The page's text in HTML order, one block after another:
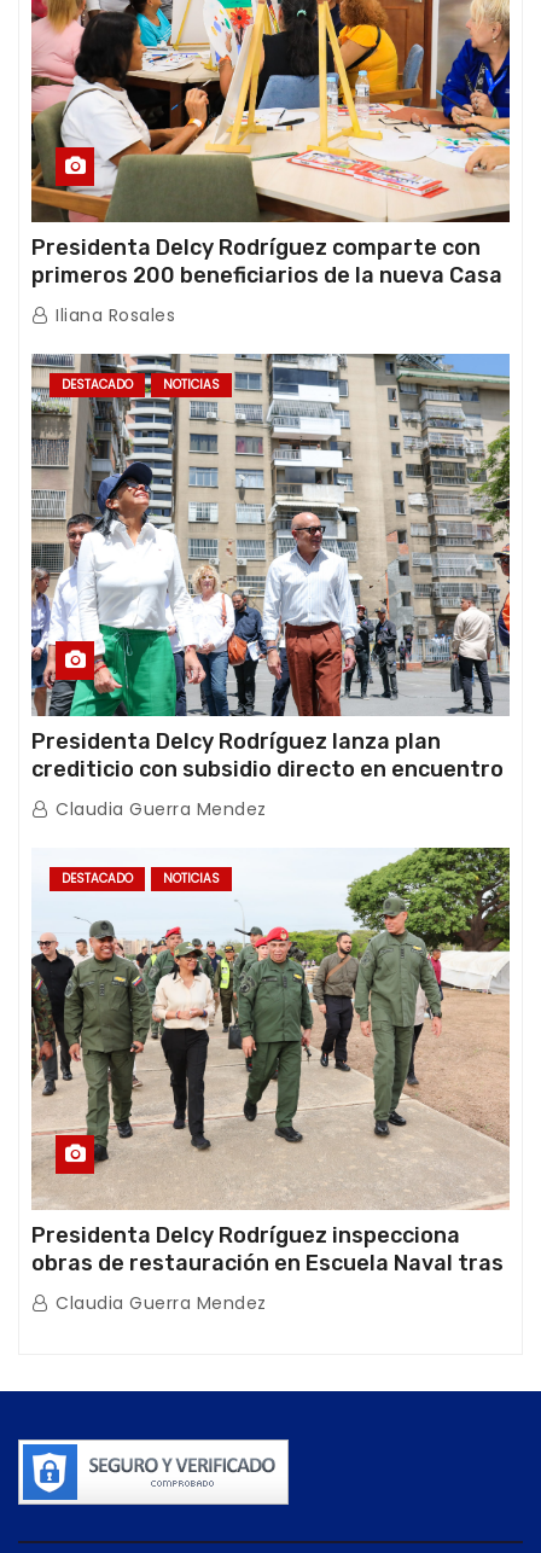
Presidenta Delcy Rodríguez comparte con
primeros 200 beneficiarios de la nueva Casa
de los Abuelos “La Primavera” en Caracas
Iliana Rosales
DESTACADO NOTICIAS
Presidenta Delcy Rodríguez lanza plan
crediticio con subsidio directo en encuentro
con Juntas de Condominio
Claudia Guerra Mendez
DESTACADO NOTICIAS
Presidenta Delcy Rodríguez inspecciona
obras de restauración en Escuela Naval tras
afectaciones sísmicas en La Guaira
Claudia Guerra Mendez